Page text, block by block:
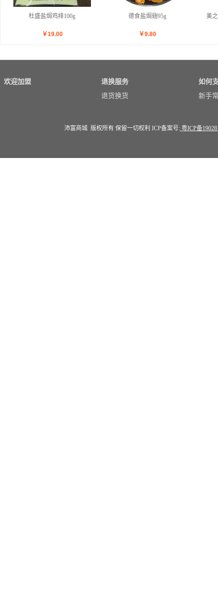
杜盛盐焗鸡排100g
￥19.00
德食盐焗翅95g
￥9.80
美
欢迎加盟
退换服务
退货换货
如何
新手
沛富商城 版权所有 保留一切权利 ICP备案号: 粤ICP备